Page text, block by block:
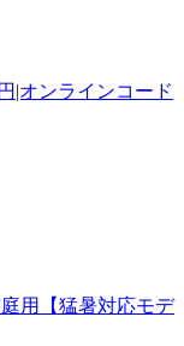
|オンラインコード
用【猛暑対応モデ